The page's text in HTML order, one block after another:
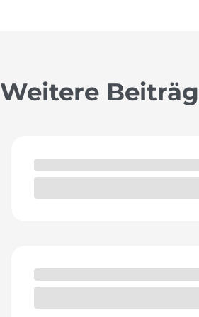
Weitere